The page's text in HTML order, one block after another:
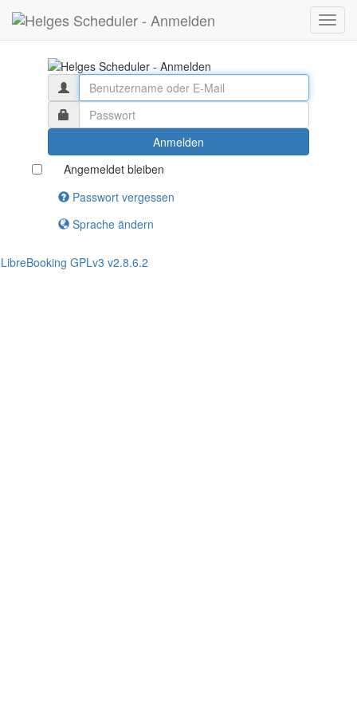
Anmelden
Angemeldet bleiben
Passwort vergessen
Sprache ändern
LibreBooking GPLv3 v2.8.6.2